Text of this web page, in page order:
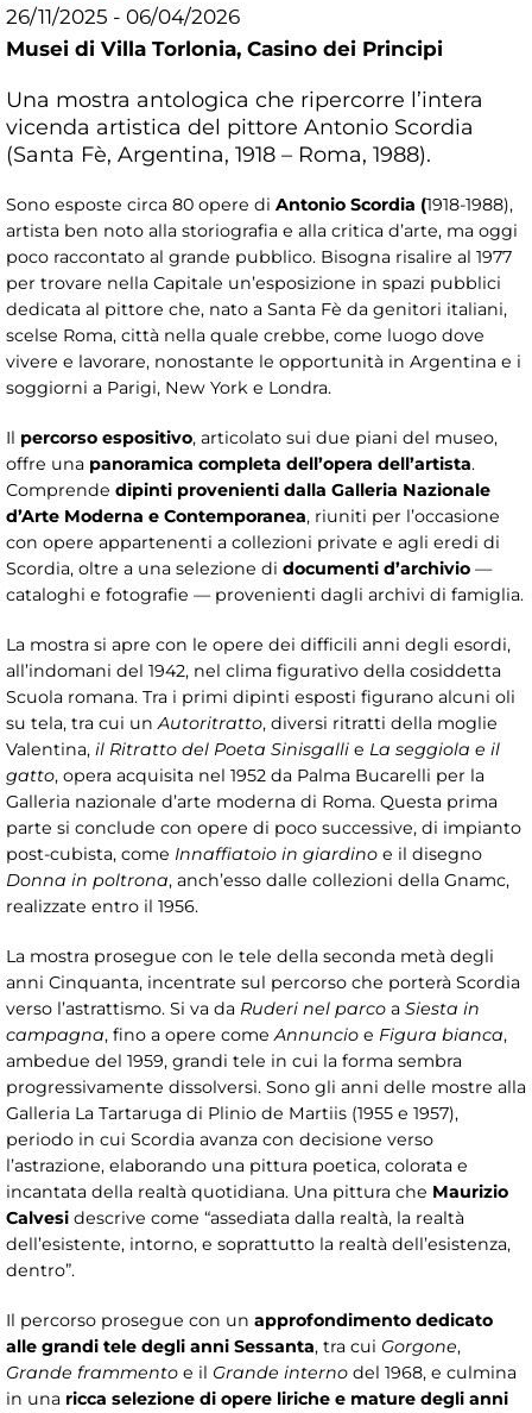
26/11/2025 - 06/04/2026
Musei di Villa Torlonia, Casino dei Principi
Una mostra antologica che ripercorre l’intera
vicenda artistica del pittore Antonio Scordia
(Santa Fè, Argentina, 1918 – Roma, 1988).
Sono esposte circa 80 opere di Antonio Scordia (1918-1988),
artista ben noto alla storiografia e alla critica d’arte, ma oggi
poco raccontato al grande pubblico. Bisogna risalire al 1977
per trovare nella Capitale un’esposizione in spazi pubblici
dedicata al pittore che, nato a Santa Fè da genitori italiani,
scelse Roma, città nella quale crebbe, come luogo dove
vivere e lavorare, nonostante le opportunità in Argentina e i
soggiorni a Parigi, New York e Londra.
Il percorso espositivo, articolato sui due piani del museo,
offre una panoramica completa dell’opera dell’artista.
Comprende dipinti provenienti dalla Galleria Nazionale
d’Arte Moderna e Contemporanea, riuniti per l’occasione
con opere appartenenti a collezioni private e agli eredi di
Scordia, oltre a una selezione di documenti d’archivio —
cataloghi e fotografie — provenienti dagli archivi di famiglia.
La mostra si apre con le opere dei difficili anni degli esordi,
all’indomani del 1942, nel clima figurativo della cosiddetta
Scuola romana. Tra i primi dipinti esposti figurano alcuni oli
su tela, tra cui unAutoritratto, diversi ritratti della moglie
Valentina, il Ritratto del Poeta Sinisgalli e La seggiola e il
gatto, opera acquisita nel 1952 da Palma Bucarelli per la
Galleria nazionale d’arte moderna di Roma. Questa prima
parte si conclude con opere di poco successive, di impianto
post-cubista, come Innaffiatoio in giardino e il disegno
Donna in poltrona, anch’esso dalle collezioni della Gnamc,
realizzate entro il 1956.
La mostra prosegue con le tele della seconda metà degli
anni Cinquanta, incentrate sul percorso che porterà Scordia
verso l’astrattismo. Si va da Ruderi nel parco a Siesta in
campagna, fino a opere comeAnnuncio e Figura bianca,
ambedue del 1959, grandi tele in cui la forma sembra
progressivamente dissolversi. Sono gli anni delle mostre alla
Galleria La Tartaruga di Plinio de Martiis (1955 e 1957),
periodo in cui Scordia avanza con decisione verso
l’astrazione, elaborando una pittura poetica, colorata e
incantata della realtà quotidiana. Una pittura che Maurizio
Calvesi descrive come “assediata dalla realtà, la realtà
dell’esistente, intorno, e soprattutto la realtà dell’esistenza,
dentro”.
Il percorso prosegue con un approfondimento dedicato
alle grandi tele degli anni Sessanta, tra cui Gorgone,
Grande frammento e il Grande interno del 1968, e culmina
in una ricca selezione di opere liriche e mature degli anni